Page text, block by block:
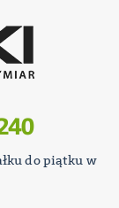
do piątku w